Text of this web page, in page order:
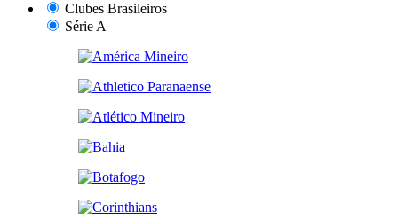
Clubes Brasileiros
Série A